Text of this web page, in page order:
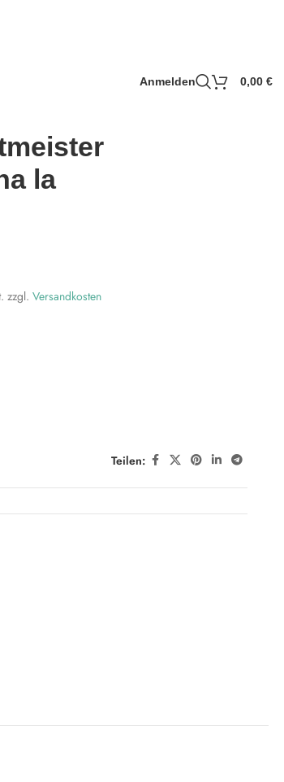
Anmelden 0,00 €
la
zzgl. Versandkosten
Teilen: